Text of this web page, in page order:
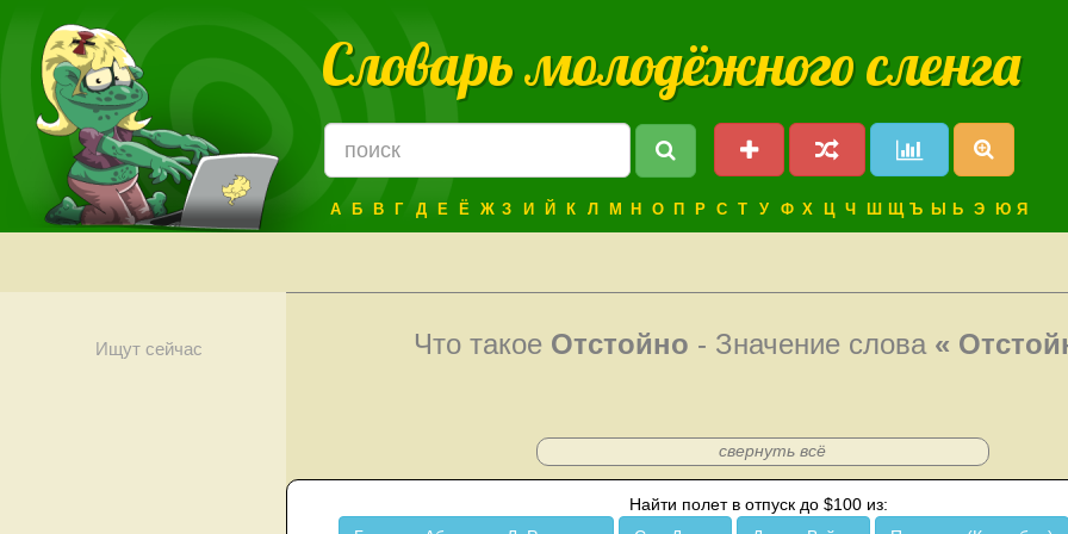
Словарь молодёжного сленга
А Б В Г Д Е Ё Ж З И Й К Л М Н О П Р С Т У Ф Х Ц Ч Ш Щ Ъ Ы Ь Э Ю Я
Ищут сейчас Что такое Отстойно - Значение слова «
свернуть всё
Найти полет в отпуск до $100 из: